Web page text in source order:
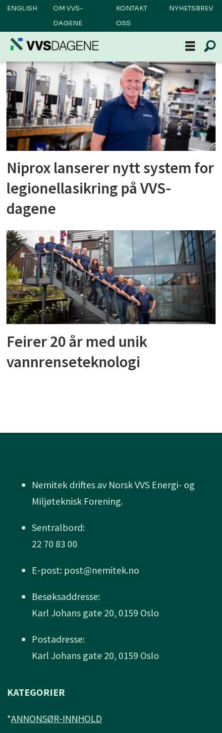
ENGLISH
OM VVS-
DAGENE
KONTAKT
OSS
NYHETSBREV
Tag:
niprox
Niprox lanserer nytt system for
legionellasikring på VVS-
dagene
Feirer 20 år med unik
vannrenseteknologi
Nemitek driftes av Norsk VVS Energi- og
Miljøteknisk Forening.
Sentralbord:
22 70 83 00
E-post: post@nemitek.no
Besøksaddresse:
Karl Johans gate 20, 0159 Oslo
Postadresse:
Karl Johans gate 20, 0159 Oslo
KATEGORIER
*ANNONSØR-INNHOLD